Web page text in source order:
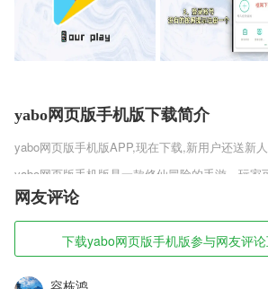
yabo网页版手机版下载简介
yabo网页版手机版APP,现在下载,新用户还送新
yabo网页版手机版是一款修仙冒险的手游，玩家
历练，抓捕各种异兽成为自己的宠物，各种各样
养，各种各样的战斗武学，提升自己的战斗实力
境和冒险获取，慢慢积累实力，总有一天可以一
yabo网页版手机版软件特色
网友评论
下载yabo网页版手机版参与网友评
容栋鸿